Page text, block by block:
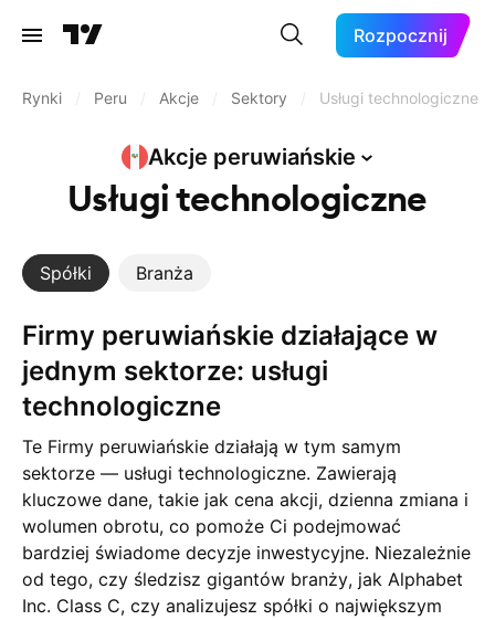
Rozpocznij
Rynki Peru Akcje Sektory Usługi technologiczne
Akcje peruwiańskie
Usługi technologiczne
Spółki Branża
Firmy peruwiańskie działające w
jednym sektorze: usługi
technologiczne
Te Firmy peruwiańskie działają w tym samym
sektorze — usługi technologiczne. Zawierają
kluczowe dane, takie jak cena akcji, dzienna zmiana i
wolumen obrotu, co pomoże Ci podejmować
bardziej świadome decyzje inwestycyjne. Niezależnie
od tego, czy śledzisz gigantów branży, jak Alphabet
Inc. Class C, czy analizujesz spółki o największym